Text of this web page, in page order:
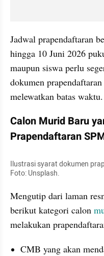
Jadwal prapendaftaran
hingga 10 Juni 2026
maupun siswa perlu
dokumen prapendaftaran
melewatkan batas waktu.
Calon Murid Baru
Prapendaftaran
Ilustrasi syarat dokumen
Foto: Unsplash.
Mengutip dari laman
berikut kategori calon
melakukan
CMB yang akan